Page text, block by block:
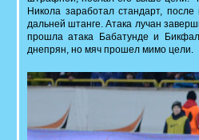
Никола заработал стандарт,
дальней штанге. Атака лучан
прошла атака Бабатунде и
днепрян, но мяч прошел мимо цели.